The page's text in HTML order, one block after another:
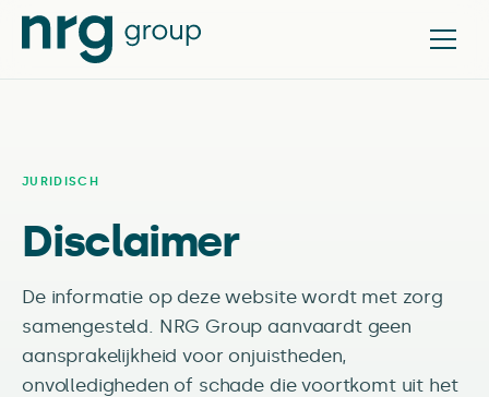
JURIDISCH
Disclaimer
De informatie op deze website wordt met zorg
samengesteld. NRG Group aanvaardt geen
aansprakelijkheid voor onjuistheden,
onvolledigheden of schade die voortkomt uit het